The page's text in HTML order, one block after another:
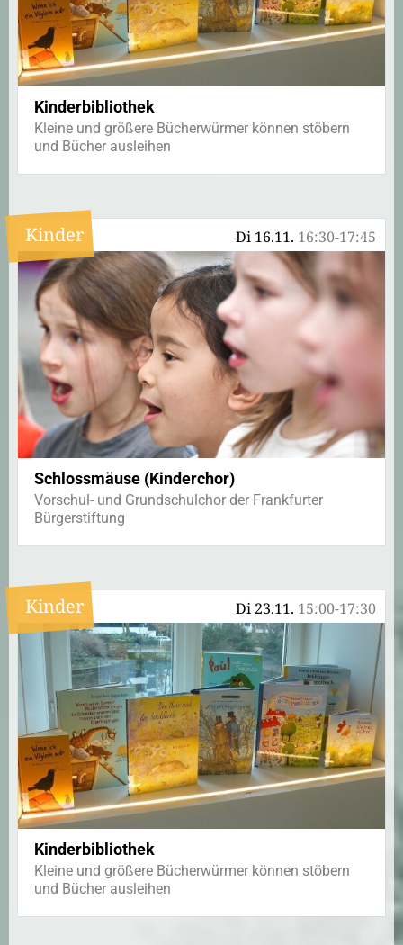
Kinderbibliothek
Kleine und größere Bücherwürmer können stöbern
und Bücher ausleihen
Di 16.11. 16:30-17:45
Kinder
Schlossmäuse (Kinderchor)
Vorschul- und Grundschulchor der Frankfurter
Bürgerstiftung
Di 23.11. 15:00-17:30
Kinder
Kinderbibliothek
Kleine und größere Bücherwürmer können stöbern
und Bücher ausleihen